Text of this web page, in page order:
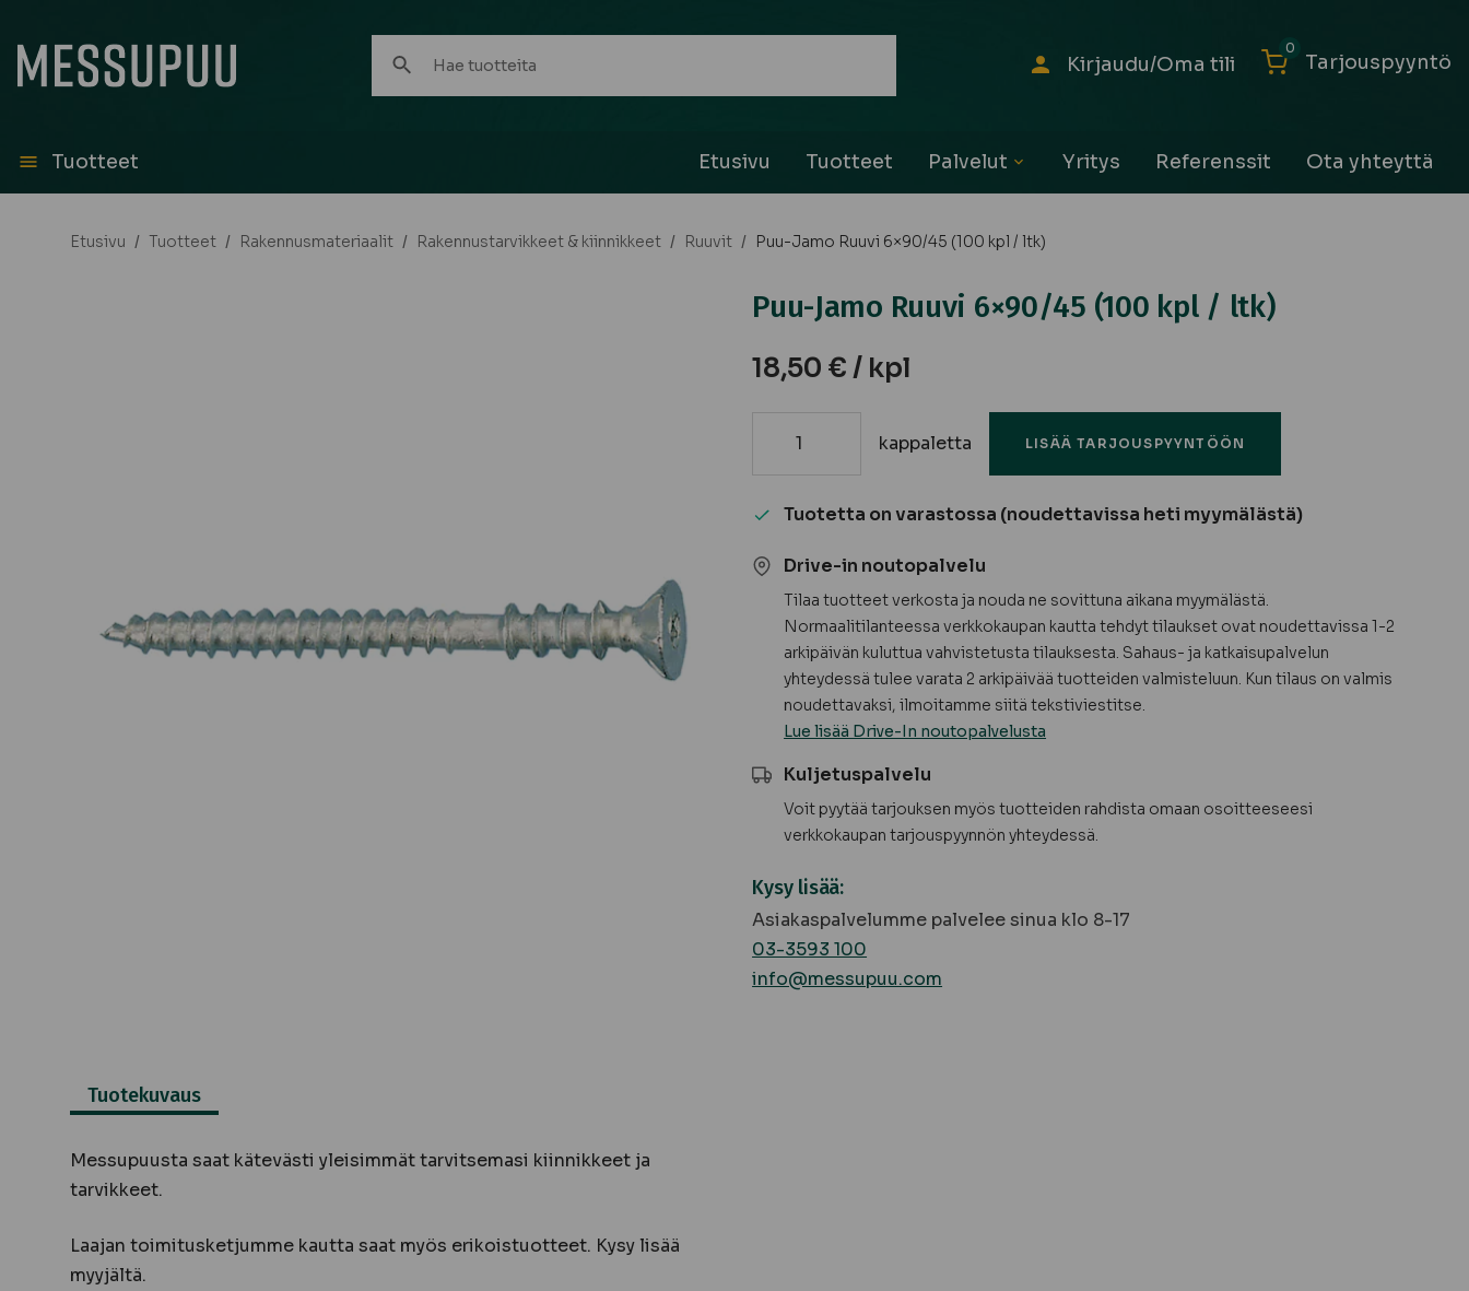
tuotteita:
Kirjaudu/Oma tili Tarjouspyyntö
0
Tuotteet Etusivu Tuotteet Palvelut Yritys Referenssit Ota yhteyttä
Etusivu / Tuotteet / Rakennusmateriaalit / Rakennustarvikkeet & kiinnikkeet / Ruuvit / Puu-Jamo Ruuvi 6×90/45 (100 kpl / ltk)
Puu-Jamo Ruuvi 6×90/45 (100 kpl / ltk)
18,50 € / kpl
Ruuvi
(100
määrä
kappaletta LISÄÄ TARJOUSPYYNTÖÖN
Tuotetta on varastossa (noudettavissa heti myymälästä)
Drive-in noutopalvelu
Tilaa tuotteet verkosta ja nouda ne sovittuna aikana myymälästä.
Normaalitilanteessa verkkokaupan kautta tehdyt tilaukset ovat noudettavissa 1-2
arkipäivän kuluttua vahvistetusta tilauksesta. Sahaus- ja katkaisupalvelun
yhteydessä tulee varata 2 arkipäivää tuotteiden valmisteluun. Kun tilaus on valmis
noudettavaksi, ilmoitamme siitä tekstiviestitse.
Lue lisää Drive-In noutopalvelusta
Kuljetuspalvelu
Voit pyytää tarjouksen myös tuotteiden rahdista omaan osoitteeseesi
verkkokaupan tarjouspyynnön yhteydessä.
Kysy lisää:
Asiakaspalvelumme palvelee sinua klo 8-17
03-3593 100
info@messupuu.com
Tuotekuvaus
Messupuusta saat kätevästi yleisimmät tarvitsemasi kiinnikkeet ja
tarvikkeet.
Laajan toimitusketjumme kautta saat myös erikoistuotteet. Kysy lisää
myyjältä.